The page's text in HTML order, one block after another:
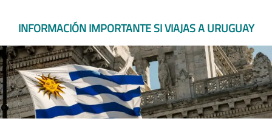
INFORMACIÓN IMPORTANTE SI VIAJAS A URUGUAY